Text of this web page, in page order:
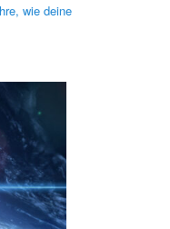
wie deine